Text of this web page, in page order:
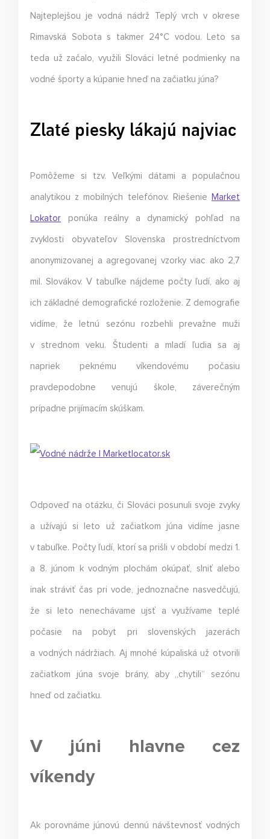
Najteplejšou je vodná nádrž Teplý vrch v okrese
Rimavská Sobota s takmer 24°C vodou. Leto sa
teda už začalo, využili Slováci letné podmienky na
vodné športy a kúpanie hneď na začiatku júna?
Zlaté piesky lákajú najviac
Pomôžeme si tzv. Veľkými dátami a populačnou
analytikou z mobilných telefónov. Riešenie Market
Lokator ponúka reálny a dynamický pohľad na
zvyklosti obyvateľov Slovenska prostredníctvom
anonymizovanej a agregovanej vzorky viac ako 2,7
mil. Slovákov. V tabuľke nájdeme počty ľudí, ako aj
ich základné demografické rozloženie. Z demografie
vidíme, že letnú sezónu rozbehli prevažne muži
v strednom veku. Študenti a mladí ľudia sa aj
napriek peknému víkendovému počasiu
pravdepodobne venujú škole, záverečným
prípadne prijímacím skúškam.
Odpoveď na otázku, či Slováci posunuli svoje zvyky
a užívajú si leto už začiatkom júna vidíme jasne
v tabuľke. Počty ľudí, ktorí sa prišli v období medzi 1.
a 8. júnom k vodným plochám okúpať, slniť alebo
inak stráviť čas pri vode, jednoznačne nasvedčujú,
že si leto nenechávame ujsť a využívame teplé
počasie na pobyt pri slovenských jazerách
a vodných nádržiach. Aj mnohé kúpaliská už otvorili
začiatkom júna svoje brány, aby „chytili“ sezónu
hneď od začiatku.
V júni hlavne cez
víkendy
Ak porovnáme júnovú dennú návštevnosť vodných